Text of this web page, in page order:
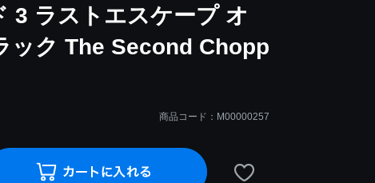
3 ラストエスケープ オ
ック The Second Chopp
商品コード：M00000257